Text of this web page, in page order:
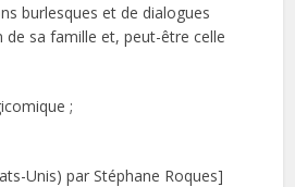
burlesques et de dialogues
de sa famille et, peut-être celle
;
Unis) par Stéphane Roques]